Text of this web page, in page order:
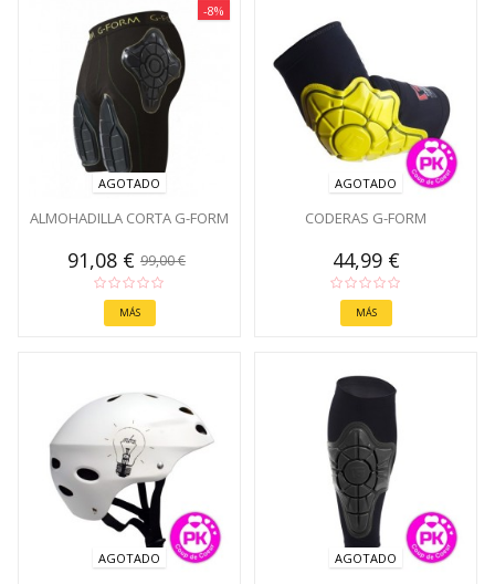
-8%
AGOTADO
ALMOHADILLA CORTA G-FORM
91,08 € 99,00 €
MÁS
AGOTADO
CODERAS G-FORM
44,99 €
MÁS
AGOTADO AGOTADO